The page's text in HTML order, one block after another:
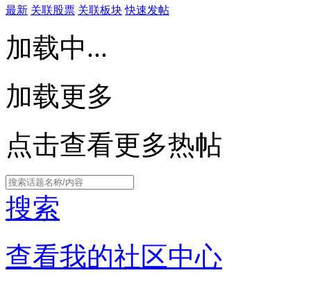
最新 关联股票 关联板块 快速发帖
加载中...
加载更多
点击查看更多热帖
搜索
查看我的社区中心